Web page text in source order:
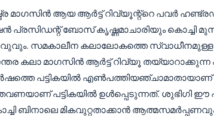
മാഗസിൻ ആയ ആർട്ട് റിവ്യൂന്റ്റെ പവർ ഹണ്ട്രഡ്
ബോസ് കൃഷ്ണമാചാരിയും കൊച്ചി
സമകാലീന കലാലോകത്തെ
കലാ മാഗസിൻ ആർട്ട് റിവ്യൂ
പട്ടികയിൽ
പട്ടികയിൽ ഉൾപ്പെടുന്നത്. ശുഭിഗി ഈ
ബിനാലെ മികവുറ്റതാക്കാൻ